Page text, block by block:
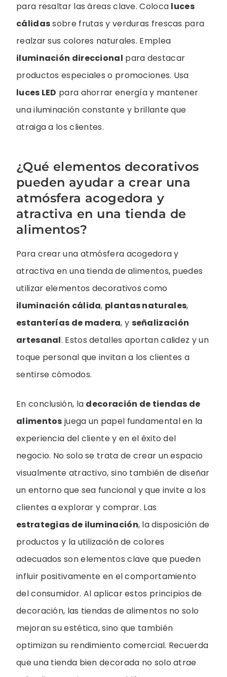
para resaltar las áreas clave. Coloca luces
cálidassobre frutas y verduras frescas para
realzar sus colores naturales. Emplea
iluminación direccional para destacar
productos especiales o promociones. Usa
luces LED para ahorrar energía y mantener
una iluminación constante y brillante que
atraiga a los clientes.
¿Qué elementos decorativos
pueden ayudar a crear una
atmósfera acogedora y
atractiva en una tienda de
alimentos?
Para crear una atmósfera acogedora y
atractiva en una tienda de alimentos, puedes
utilizar elementos decorativos como
iluminación cálida, plantas naturales,
estanterías de madera, y señalización
artesanal. Estos detalles aportan calidez y un
toque personal que invitan a los clientes a
sentirse cómodos.
En conclusión, la decoración de tiendas de
alimentos juega un papel fundamental en la
experiencia del cliente y en el éxito del
negocio. No solo se trata de crear un espacio
visualmente atractivo, sino también de diseñar
un entorno que sea funcional y que invite a los
clientes a explorar y comprar. Las
estrategias de iluminación, la disposición de
productos y la utilización de colores
adecuados son elementos clave que pueden
influir positivamente en el comportamiento
del consumidor. Al aplicar estos principios de
decoración, las tiendas de alimentos no solo
mejoran su estética, sino que también
optimizan su rendimiento comercial. Recuerda
que una tienda bien decorada no solo atrae